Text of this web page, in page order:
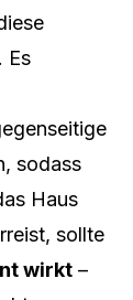
Es
sodass
Haus
sollte
wirkt –